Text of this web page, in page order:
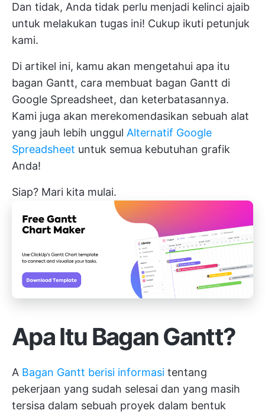
Dan tidak, Anda tidak perlu menjadi kelinci ajaib
untuk melakukan tugas ini! Cukup ikuti petunjuk
kami.
Di artikel ini, kamu akan mengetahui apa itu
bagan Gantt, cara membuat bagan Gantt di
Google Spreadsheet, dan keterbatasannya.
Kami juga akan merekomendasikan sebuah alat
yang jauh lebih unggul Alternatif Google
Spreadsheet untuk semua kebutuhan grafik
Anda!
Siap? Mari kita mulai.
Apa Itu Bagan Gantt?
A Bagan Gantt berisi informasi tentang
pekerjaan yang sudah selesai dan yang masih
tersisa dalam sebuah proyek dalam bentuk